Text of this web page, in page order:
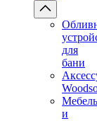
для
бани
Мебель
и